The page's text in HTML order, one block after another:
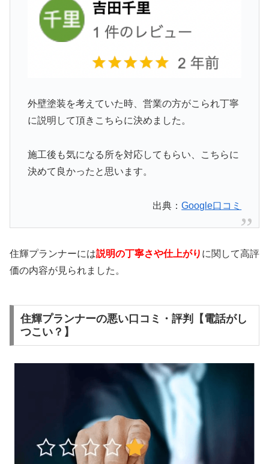
外壁塗装を考えていた時、営業の方がこられ丁寧
に説明して頂きこちらに決めました。
施工後も気になる所を対応してもらい、こちらに
決めて良かったと思います。
出典：Google口コミ
住輝プランナーには説明の丁寧さや仕上がり に関して高評
価の内容が見られました。
住輝プランナーの悪い口コミ・評判【電話がし
つこい？】